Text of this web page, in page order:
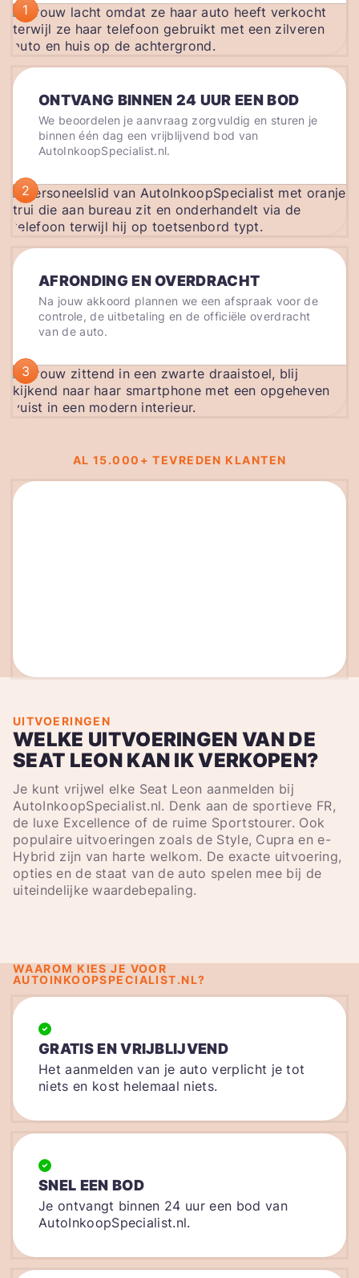
1
ONTVANG BINNEN 24 UUR EEN BOD
We beoordelen je aanvraag zorgvuldig en sturen je
binnen één dag een vrijblijvend bod van
AutoInkoopSpecialist.nl.
2
AFRONDING EN OVERDRACHT
Na jouw akkoord plannen we een afspraak voor de
controle, de uitbetaling en de officiële overdracht
van de auto.
3
AL 15.000+ TEVREDEN KLANTEN
UITVOERINGEN
WELKE UITVOERINGEN VAN DE
SEAT LEON KAN IK VERKOPEN?
Je kunt vrijwel elke Seat Leon aanmelden bij
AutoInkoopSpecialist.nl. Denk aan de sportieve FR,
de luxe Excellence of de ruime Sportstourer. Ook
populaire uitvoeringen zoals de Style, Cupra en e-
Hybrid zijn van harte welkom. De exacte uitvoering,
opties en de staat van de auto spelen mee bij de
uiteindelijke waardebepaling.
WAAROM KIES JE VOOR
AUTOINKOOPSPECIALIST.NL?
GRATIS EN VRIJBLIJVEND
Het aanmelden van je auto verplicht je tot
niets en kost helemaal niets.
SNEL EEN BOD
Je ontvangt binnen 24 uur een bod van
AutoInkoopSpecialist.nl.